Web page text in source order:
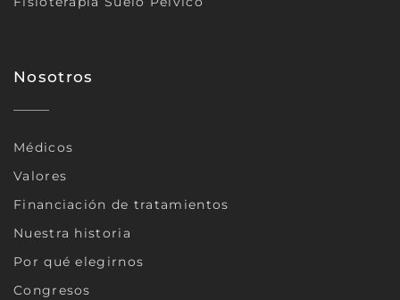
Nosotros
Médicos
Valores
Financiación de tratamientos
Nuestra historia
Por qué elegirnos
Congresos